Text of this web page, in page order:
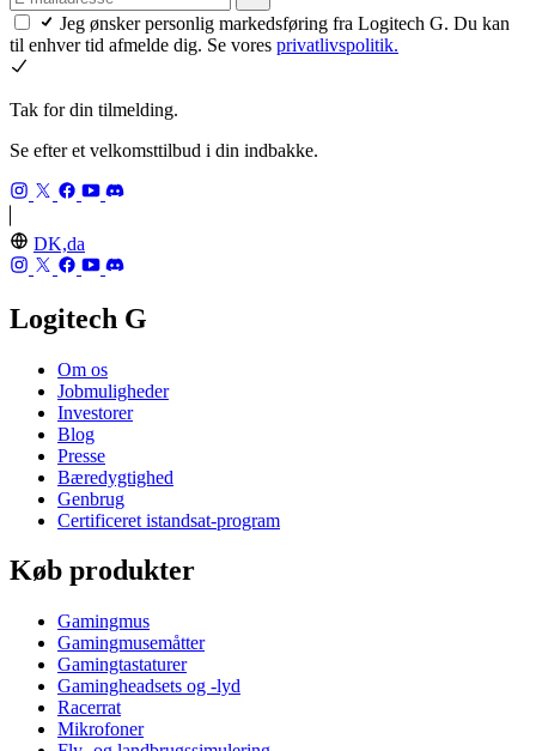
Jeg ønsker personlig markedsføring fra Logitech G. Du kan
til enhver tid afmelde dig. Se vores privatlivspolitik.
Tak for din tilmelding.
Se efter et velkomsttilbud i din indbakke.
DK,da
Logitech G
Om os
Jobmuligheder
Investorer
Blog
Presse
Bæredygtighed
Genbrug
Certificeret istandsat-program
Køb produkter
Gamingmus
Gamingmusemåtter
Gamingtastaturer
Gamingheadsets og -lyd
Racerrat
Mikrofoner